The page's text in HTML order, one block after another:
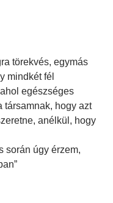
törekvés, egymás
mindkét fél
egészséges
társamnak, hogy azt
anélkül, hogy
során úgy érzem,